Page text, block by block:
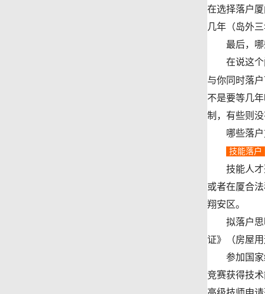
在选择落户
几年（岛外
最后，哪
在说这个问
与你同时落
不是要等几
制，有些则
哪些落户
技能落户
技能人才落
或者在厦合
翔安区。
拟落户思明
证》（房屋
参加国家级
竞赛获得技